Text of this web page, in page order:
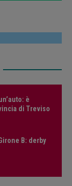
è
di Treviso
B: derby